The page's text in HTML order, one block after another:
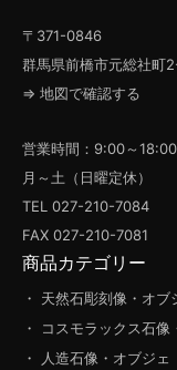
〒371-0846
群馬県前橋市元総社町
⇒ 地図で確認する
営業時間：9:00～18:00
月～土（日曜定休）
TEL 027-210-7084
FAX 027-210-7081
商品カテゴリー
・ 天然石彫刻像・オブ
・ コスモラックス石像
・ 人造石像・オブジェ